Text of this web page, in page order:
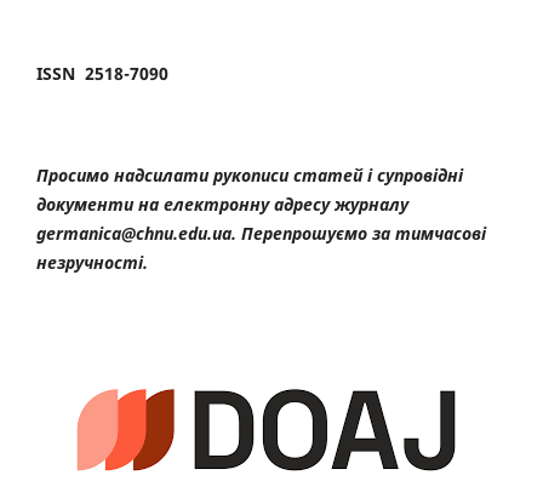
ISSN 2518-7090
Просимо надсилати рукописи статей і супровідні
документи на електронну адресу журналу
germanica@chnu.edu.ua. Перепрошуємо за тимчасові
незручності.